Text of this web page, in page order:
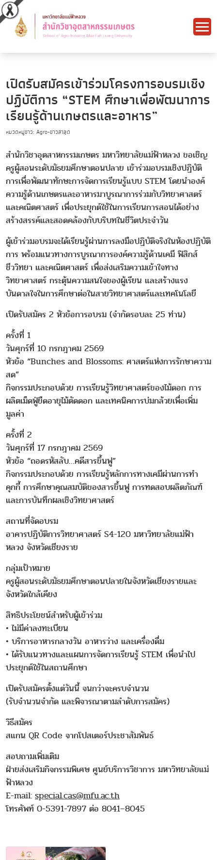
เปิดรับสมัครเข้าร่วมโครงการอบรมเชิง
ปฏิบัติการ “STEM ศึกษาเพื่อพัฒนาการ
เรียนรู้ด้านเกษตรและอาหาร”
หมวดหมู่ข่าว: Agro-ข่าวล่าสุด
สำนักวิชาอุตสาหกรรมเกษตร มหาวิทยาลัยแม่ฟ้าหลวง ขอเชิญ
ครูผู้สอนระดับมัธยมศึกษาตอนปลาย เข้าร่วมอบรมเชิงปฏิบัติ
การเพื่อพัฒนาทักษะการจัดการเรียนรู้แบบ STEM โดยนำองค์
ความรู้ด้านเกษตรและอาหารมาบูรณาการร่วมกับวิทยาศาสตร์
และคณิตศาสตร์ เพื่อประยุกต์ใช้ในการเรียนการสอนได้อย่าง
สร้างสรรค์และสอดคล้องกับบริบทในชีวิตประจำวัน
ผู้เข้าร่วมอบรมจะได้เรียนรู้ผ่านการลงมือปฏิบัติจริงในห้องปฏิบัติ
การ พร้อมแนวทางการบูรณาการองค์ความรู้ด้านเคมี ฟิสิกส์
ชีววิทยา และคณิตศาสตร์ เพื่อส่งเสริมความเข้าใจทาง
วิทยาศาสตร์ กระตุ้นความสนใจของผู้เรียน และสร้างแรง
บันดาลใจในการศึกษาต่อในสายวิทยาศาสตร์และเทคโนโลยี
เปิดรับสมัคร 2 หัวข้อการอบรม (จำกัดรอบละ 25 ท่าน)
ครั้งที่ 1
วันศุกร์ที่ 10 กรกฎาคม 2569
หัวข้อ “Bunches and Blossoms: ศาสตร์แห่งการรักษาความ
สด”
กิจกรรมประกอบด้วย การเรียนรู้วิทยาศาสตร์ของไม้ดอก การ
ผลิตเม็ดฟู่ยืดอายุไม้ตัดดอก และเทคนิคการบ่มกล้วยเพื่อเพิ่ม
มูลค่า
ครั้งที่ 2
วันศุกร์ที่ 17 กรกฎาคม 2569
หัวข้อ “ถอดรหัสลับ…คดีสารขึ้นฟู”
กิจกรรมประกอบด้วย การเรียนรู้หลักการทางเคมีผ่านการทำ
คุกกี้ การศึกษาคุณสมบัติของสารขึ้นฟู การทดสอบผลิตภัณฑ์
และการบันทึกผลเชิงวิทยาศาสตร์
สถานที่จัดอบรม
อาคารปฏิบัติการวิทยาศาสตร์ S4-120 มหาวิทยาลัยแม่ฟ้า
หลวง จังหวัดเชียงราย
กลุ่มเป้าหมาย
ครูผู้สอนระดับมัธยมศึกษาตอนปลายในจังหวัดเชียงรายและ
จังหวัดใกล้เคียง
สิทธิประโยชน์สำหรับผู้เข้าร่วม
• ไม่มีค่าลงทะเบียน
• บริการอาหารกลางวัน อาหารว่าง และเครื่องดื่ม
• ได้รับแนวทางและแผนการจัดการเรียนรู้ STEM เพื่อนำไป
ประยุกต์ใช้ในสถานศึกษา
เปิดรับสมัครตั้งแต่วันนี้ จนกว่าจะครบจำนวน
(รับจำนวนจำกัด และพิจารณาตามลำดับการสมัคร)
วิธีสมัคร
สแกน QR Code จากโปสเตอร์ประชาสัมพันธ์
สอบถามเพิ่มเติม
ฝ่ายส่งเสริมกิจกรรมพิเศษ ศูนย์บริการวิชาการ มหาวิทยาลัยแม่
ฟ้าหลวง
E-mail: special.cas@mfu.ac.th
โทรศัพท์ 0-5391-7897 ต่อ 8041–8045